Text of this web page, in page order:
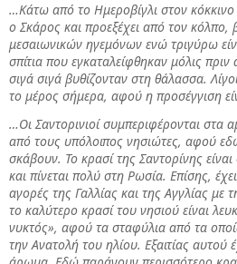
…Κάτω από το Ημεροβίγλι στον
ο Σκάρος και προεξέχει από τον κόλπο,
μεσαιωνικών ηγεμόνων ενώ τριγύρω
σπίτια που εγκαταλείφθηκαν μόλις
σιγά σιγά βυθίζονταν στη θάλασσα.
το μέρος σήμερα, αφού η προσέγγιση
…Οι Σαντορινιοί συμπεριφέρονται στα
από τους υπόλοιπος νησιώτες, αφού
σκάβουν. Το κρασί της Σαντορίνης
και πίνεται πολύ στη Ρωσία. Επίσης,
αγορές της Γαλλίας και της Αγγλίας
το καλύτερο κρασί του νησιού είναι
νυκτός», αφού τα σταφύλια από τα
την Ανατολή του ηλίου. Εξαιτίας αυτού